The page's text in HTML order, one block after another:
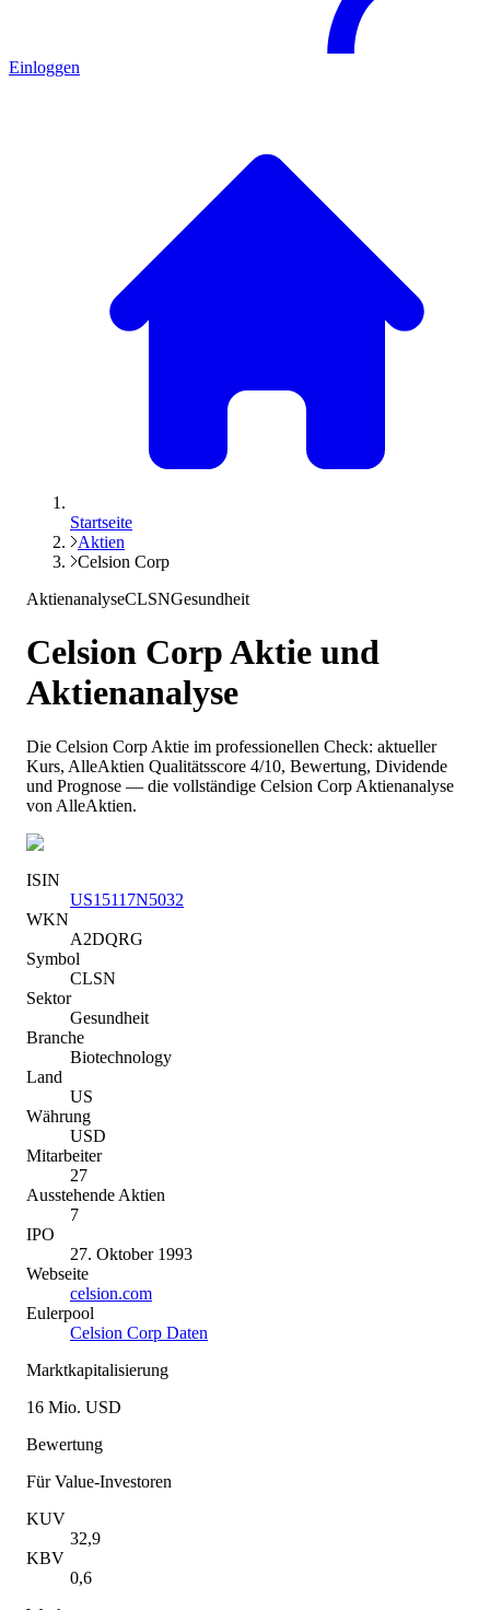
Einloggen
Startseite
Aktien
Celsion Corp
AktienanalyseCLSNGesundheit
Celsion CorpAktie und
Aktienanalyse
Die Celsion Corp Aktie im professionellen Check: aktueller
Kurs, AlleAktien Qualitätsscore 4/10, Bewertung, Dividende
und Prognose — die vollständige Celsion Corp Aktienanalyse
von AlleAktien.
ISIN
US15117N5032
WKN
A2DQRG
Symbol
CLSN
Sektor
Gesundheit
Branche
Biotechnology
Land
US
Währung
USD
Mitarbeiter
27
Ausstehende Aktien
7
IPO
27. Oktober 1993
Webseite
celsion.com
Eulerpool
Celsion Corp Daten
Marktkapitalisierung
16 Mio. USD
Bewertung
Für Value-Investoren
KUV
32,9
KBV
0,6